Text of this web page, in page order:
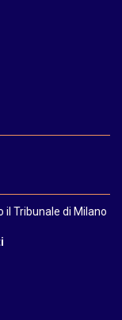
Tribunale di Milano